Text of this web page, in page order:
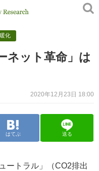
化
ネット革命」は
2020年12月23日 18:00
はてぶ 送る
ートラル」（CO2排出